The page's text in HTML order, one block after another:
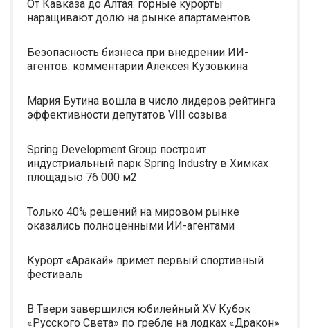
От Кавказа до Алтая: горные курорты
наращивают долю на рынке апартаментов
Безопасность бизнеса при внедрении ИИ-
агентов: комментарии Алексея Кузовкина
Мария Бутина вошла в число лидеров рейтинга
эффективности депутатов VIII созыва
Spring Development Group построит
индустриальный парк Spring Industry в Химках
площадью 76 000 м2
Только 40% решений на мировом рынке
оказались полноценными ИИ-агентами
Курорт «Аракай» примет первый спортивный
фестиваль
В Твери завершился юбилейный XV Кубок
«Русского Света» по гребле на лодках «Дракон»